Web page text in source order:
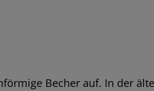
Becher auf. In der